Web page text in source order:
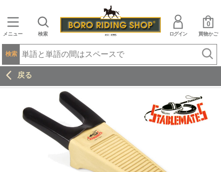
メニュー 検索 ログイン 買物かご
0
検索
戻る